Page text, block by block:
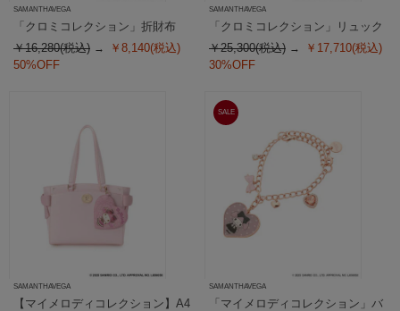
SAMANTHAVEGA
「クロミコレクション」折財布
￥16,280(税込)
￥8,140(税込)
50%OFF
SAMANTHAVEGA
「クロミコレクション」リュック
￥25,300(税込)
￥17,710(税込)
30%OFF
SAMANTHAVEGA
【マイメロディコレクション】A4
SALE
SAMANTHAVEGA
「マイメロディコレクション」バ